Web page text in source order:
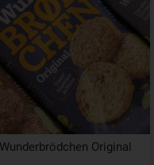
Wunderbrödchen Original